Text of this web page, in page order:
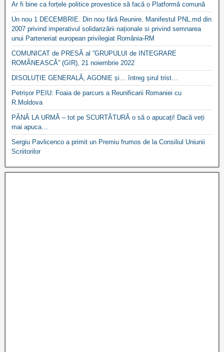
Ar fi bine ca forțele politice provestice să facă o Platformă comună
Un nou 1 DECEMBRIE. Din nou fără Reunire. Manifestul PNL.md din
2007 privind imperativul solidarizării naționale si privind semnarea
unui Parteneriat european privilegiat România-RM
COMUNICAT de PRESĂ al ”GRUPULUI de INTEGRARE
ROMÂNEASCĂ” (GIR), 21 noiembrie 2022
DISOLUȚIE GENERALĂ, AGONIE și… întreg șirul trist…
Petrișor PEIU: Foaia de parcurs a Reunificarii Romaniei cu
R.Moldova
PÂNĂ LA URMĂ – tot pe SCURTĂTURĂ o să o apucați! Dacă veți
mai apuca…
Sergiu Pavlicenco a primit un Premiu frumos de la Consiliul Uniunii
Scriitorilor